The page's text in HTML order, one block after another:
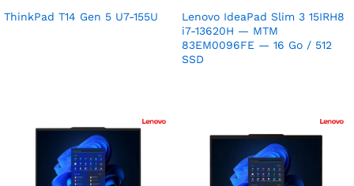
ThinkPad T14 Gen 5 U7-155U
Lenovo IdeaPad Slim 3 15IRH8
i7-13620H — MTM
83EM0096FE — 16 Go / 512
SSD